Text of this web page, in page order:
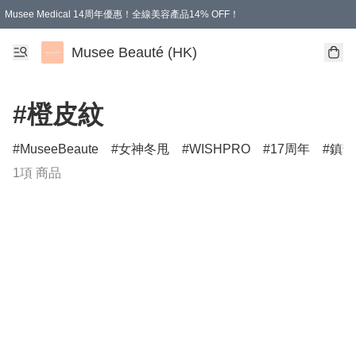
Musee Medical 14周年優惠！全線美容產品14% OFF！
凡購物滿HKD 500.00即享運費減免優惠
Musee Beauté (HK)
#橙皮紋
MuseeBeaute 女神冬甩 WISHPRO 17周年
鎮
1項 商品